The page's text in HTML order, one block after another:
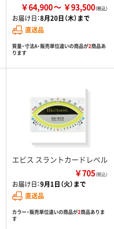
￥64,900 ￥93,500
お届け日：8月20日（木）まで
直送品
質量・寸法A・販売単位違いの商品が2商品あ
ります
エビス スラントカードレベル
￥705（税込）
お届け日：9月1日（火）まで
直送品
カラー・販売単位違いの商品が2商品ありま
す